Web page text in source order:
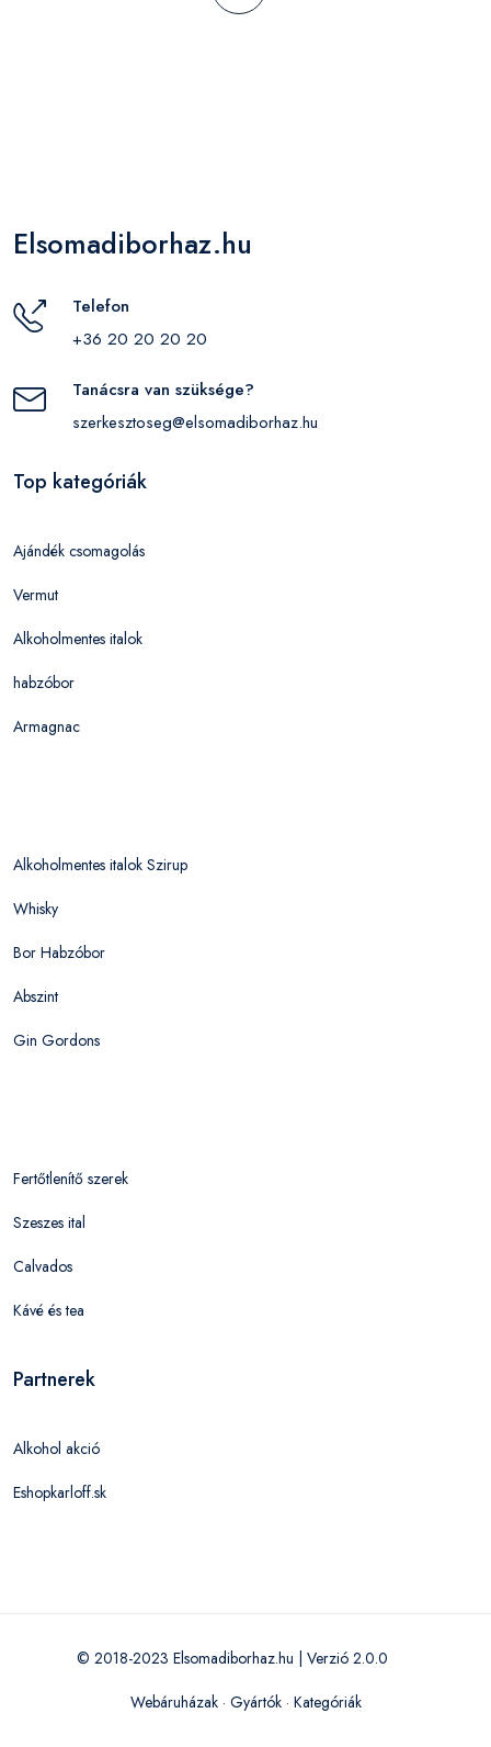
Elsomadiborhaz.hu
Telefon
+36 20 20 20 20
Tanácsra van szüksége?
szerkesztoseg@elsomadiborhaz.hu
Top kategóriák
Ajándék csomagolás
Vermut
Alkoholmentes italok
habzóbor
Armagnac
Alkoholmentes italok Szirup
Whisky
Bor Habzóbor
Abszint
Gin Gordons
Fertőtlenítő szerek
Szeszes ital
Calvados
Kávé és tea
Partnerek
Alkohol akció
Eshopkarloff.sk
© 2018-2023 Elsomadiborhaz.hu | Verzió 2.0.0
Webáruházak· Gyártók· Kategóriák